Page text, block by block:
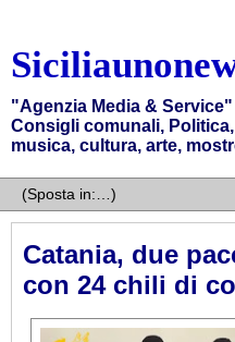
"Agenzia Media &
Consigli comunali,
musica, cultura, arte,
Catania, due
con 24 chili di